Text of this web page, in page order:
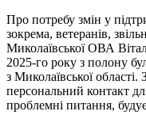
Про потребу змін у
зокрема, ветеранів,
Миколаївської ОВА
2025-го року з полону
з Миколаївської
персональний контакт
проблемні питання,